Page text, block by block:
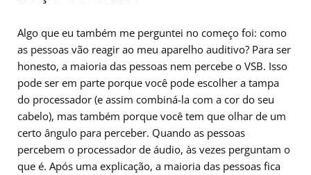
Algo que eu também me perguntei no começo foi: como
as pessoas vão reagir ao meu aparelho auditivo? Para ser
honesto, a maioria das pessoas nem percebe o VSB. Isso
pode ser em parte porque você pode escolher a tampa
do processador (e assim combiná-la com a cor do seu
cabelo), mas também porque você tem que olhar de um
certo ângulo para perceber. Quando as pessoas
percebem o processador de áudio, às vezes perguntam o
que é. Após uma explicação, a maioria das pessoas fica